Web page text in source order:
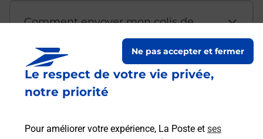
Le respect de votre vie privée,
notre priorité
Pour améliorer votre expérience, La Poste et ses
Ne pas accepter et fermer
Comment envoyer mon colis de
Est-il possible d’acheter un
emballage directement depuis un